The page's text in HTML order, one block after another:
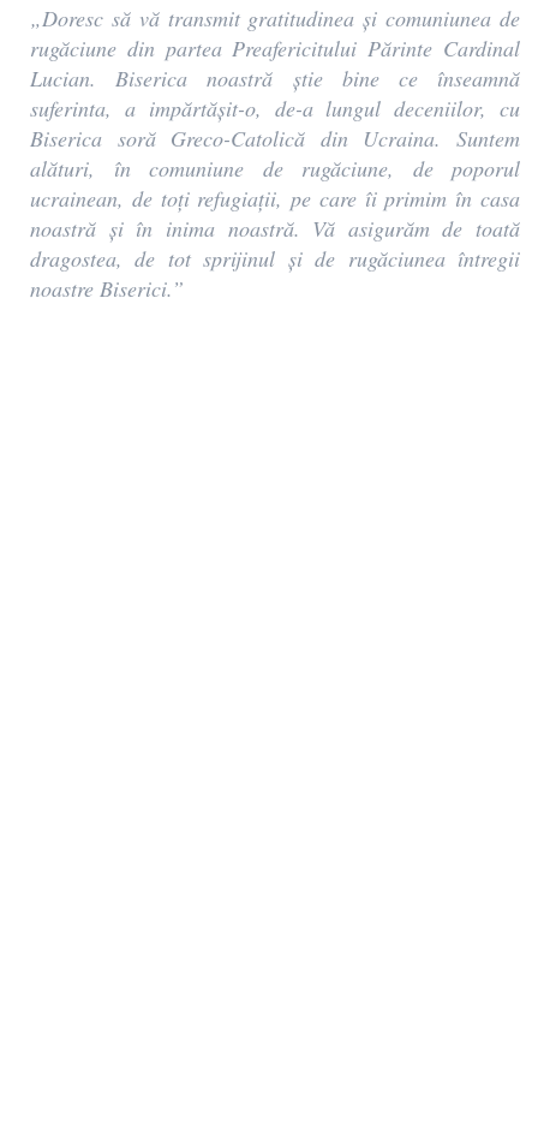
„Doresc să vă transmit gratitudinea și comuniunea de
rugăciune din partea Preafericitului Părinte Cardinal
Lucian. Biserica noastră știe bine ce înseamnă
suferinta, a impărtășit-o, de-a lungul deceniilor, cu
Biserica soră Greco-Catolică din Ucraina. Suntem
alături, în comuniune de rugăciune, de poporul
ucrainean, de toți refugiații, pe care îi primim în casa
noastră și în inima noastră. Vă asigurăm de toată
dragostea, de tot sprijinul și de rugăciunea întregii
noastre Biserici.”